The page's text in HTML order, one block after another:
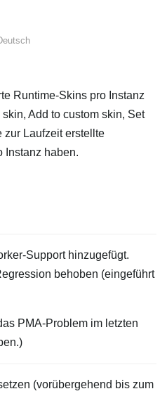
Runtime-Skins pro Instanz
Add to custom skin, Set
zur Laufzeit erstellte
Instanz haben.
Support hinzugefügt.
behoben (eingeführt
PMA-Problem im letzten
(vorübergehend bis zum